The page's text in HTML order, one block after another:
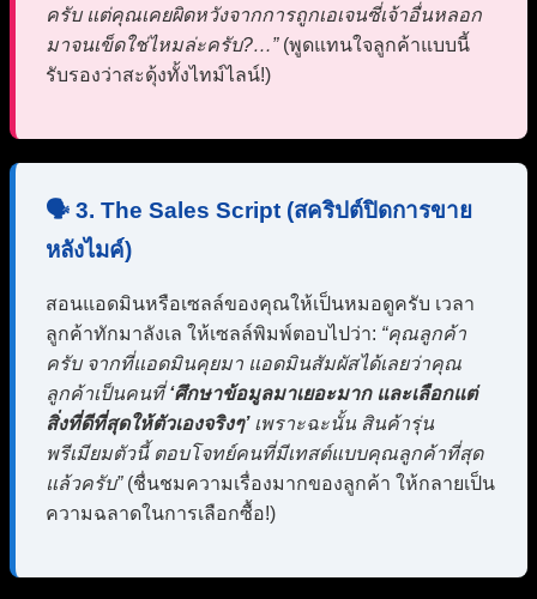
ครับ แต่คุณเคยผิดหวังจากการถูกเอเจนซี่เจ้าอื่นหลอก
มาจนเข็ดใช่ไหมล่ะครับ?…”(พูดแทนใจลูกค้าแบบนี้
รับรองว่าสะดุ้งทั้งไทม์ไลน์!)
🗣️ 3. The Sales Script (สคริปต์ปิดการขาย
หลังไมค์)
สอนแอดมินหรือเซลล์ของคุณให้เป็นหมอดูครับ เวลา
ลูกค้าทักมาลังเล ให้เซลล์พิมพ์ตอบไปว่า: “คุณลูกค้า
ครับ จากที่แอดมินคุยมา แอดมินสัมผัสได้เลยว่าคุณ
ลูกค้าเป็นคนที่‘ศึกษาข้อมูลมาเยอะมาก และเลือกแต่
สิ่งที่ดีที่สุดให้ตัวเองจริงๆ’เพราะฉะนั้น สินค้ารุ่น
พรีเมียมตัวนี้ ตอบโจทย์คนที่มีเทสต์แบบคุณลูกค้าที่สุด
แล้วครับ”(ชื่นชมความเรื่องมากของลูกค้า ให้กลายเป็น
ความฉลาดในการเลือกซื้อ!)